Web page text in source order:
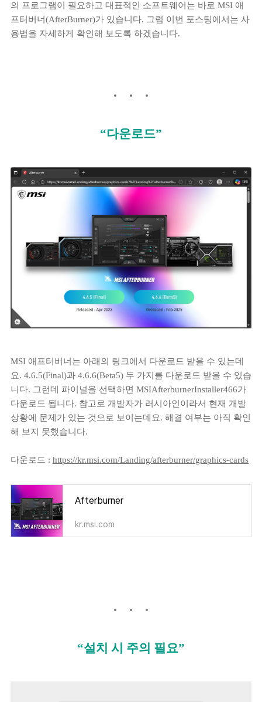
의 프로그램이 필요하고 대표적인 소프트웨어는 바로 MSI 애
프터버너(AfterBurner)가 있습니다. 그럼 이번 포스팅에서는 사
용법을 자세하게 확인해 보도록 하겠습니다.
“다운로드”
MSI 애프터버너는 아래의 링크에서 다운로드 받을 수 있는데
요. 4.6.5(Final)과 4.6.6(Beta5) 두 가지를 다운로드 받을 수 있습
니다. 그런데 파이널을 선택하면 MSIAfterburnerInstaller466가
다운로드 됩니다. 참고로 개발자가 러시아인이라서 현재 개발
상황에 문제가 있는 것으로 보이는데요. 해결 여부는 아직 확인
해 보지 못했습니다.
다운로드 : https://kr.msi.com/Landing/afterburner/graphics-cards
Afterburner
kr.msi.com
“설치 시 주의 필요”